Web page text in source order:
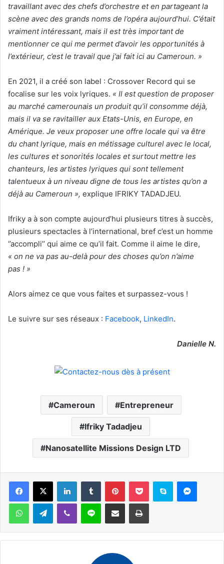
travaillant avec des chefs d’orchestre et en partageant la
scène avec des grands noms de l’opéra aujourd’hui. C’était
vraiment intéressant, mais il est très important de
mentionner ce qui me permet d’avoir les opportunités à
l’extérieur, c’est le travail que j’ai fait ici au Cameroun. »
En 2021, il a créé son label : Crossover Record qui se
focalise sur les voix lyriques. « Il est question de proposer
au marché camerounais un produit qu’il consomme déjà,
mais il va se ravitailler aux Etats-Unis, en Europe, en
Amérique. Je veux proposer une offre locale qui va être
du chant lyrique, mais en métissage culturel avec le local,
les cultures et sonorités locales et surtout mettre les
chanteurs, les artistes lyriques qui sont tellement
talentueux à un niveau digne de tous les artistes qu’on a
déjà au Cameroun », explique IFRIKY TADADJEU.
Ifriky a à son compte aujourd’hui plusieurs titres à succès,
plusieurs spectacles à l’international, bref c’est un homme
‘’accompli’’ qui aime ce qu’il fait. Comme il aime le dire,
« on ne va pas au-delà pour des choses qu’on n’aime
pas ! »
Alors aimez ce que vous faites et surpassez-vous !
Le suivre sur ses réseaux : Facebook, LinkedIn.
Danielle N.
Cameroun Entrepreneur
Ifriky Tadadjeu
Nanosatellite Missions Design LTD
Facebook
X LinkedinTumblr PinterestPocket Skype
WhatsAppTelegramViber Ligne Partager par email Imprimer